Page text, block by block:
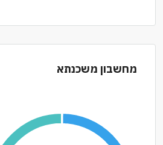
מחשבון משכנתא